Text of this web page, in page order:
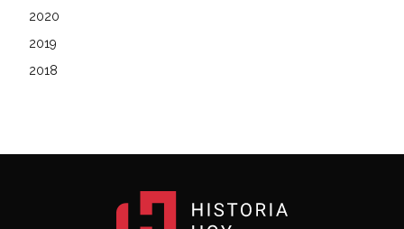
2020
2019
2018